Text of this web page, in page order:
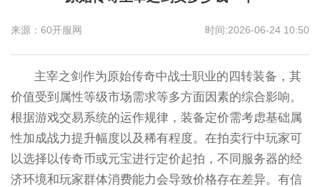
来源：60开服网 时间:2026-06-24 10:50
主宰之剑作为原始传奇中战士职业的四转装备，其
价值受到属性等级市场需求等多方面因素的综合影响。
根据游戏交易系统的运作规律，装备定价需考虑基础属
性加成战力提升幅度以及稀有程度。在拍卖行中玩家可
以选择以传奇币或元宝进行定价起拍，不同服务器的经
济环境和玩家群体消费能力会导致价格存在差异。有信